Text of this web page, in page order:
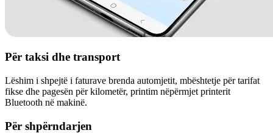
Për taksi dhe transport
Lëshim i shpejtë i faturave brenda automjetit, mbështetje për tarifat
fikse dhe pagesën për kilometër, printim nëpërmjet printerit
Bluetooth në makinë.
Për shpërndarjen